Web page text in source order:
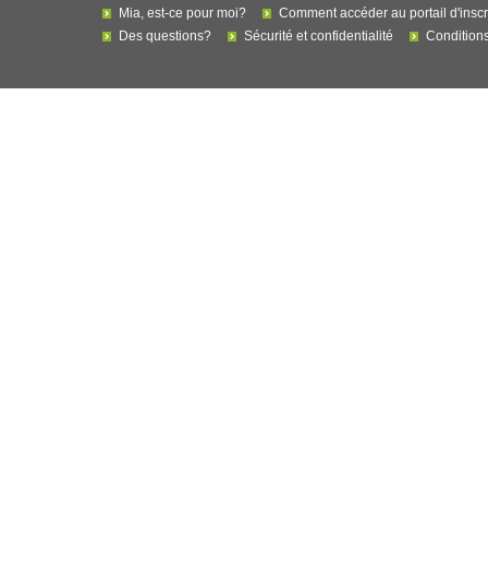
Mia, est-ce pour moi?
Comment accéder au portail
Des questions?
Sécurité et confidentialité